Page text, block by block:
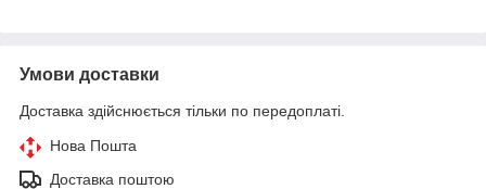
Умови доставки
Доставка здійснюється тільки по передоплаті.
Нова Пошта
Доставка поштою